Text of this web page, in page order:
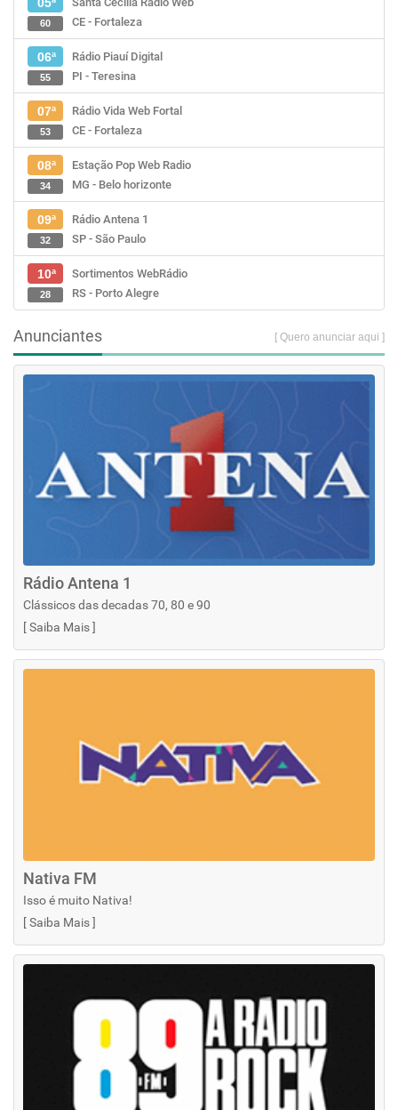
CE - Fortaleza
60
06ª
Rádio Piauí Digital
PI - Teresina
55
07ª
Rádio Vida Web Fortal
CE - Fortaleza
53
08ª
Estação Pop Web Radio
MG - Belo horizonte
34
09ª
Rádio Antena 1
SP - São Paulo
32
10ª
Sortimentos WebRádio
RS - Porto Alegre
28
Anunciantes [ Quero anunciar aqui ]
Rádio Antena 1
Clássicos das decadas 70, 80 e 90
[Saiba Mais]
Nativa FM
Isso é muito Nativa!
[Saiba Mais]